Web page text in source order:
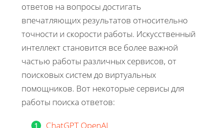
ответов на вопросы достигать
впечатляющих результатов относительно
точности и скорости работы. Искусственный
интеллект становится все более важной
частью работы различных сервисов, от
поисковых систем до виртуальных
помощников. Вот некоторые сервисы для
работы поиска ответов:
ChatGPT OpenAI